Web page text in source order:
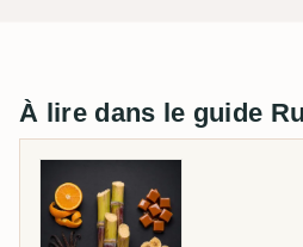
À lire dans le guide